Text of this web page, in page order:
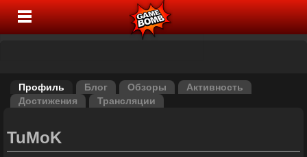
Профиль Блог Обзоры
Активность
Достижения
Трансляции
TuMoK